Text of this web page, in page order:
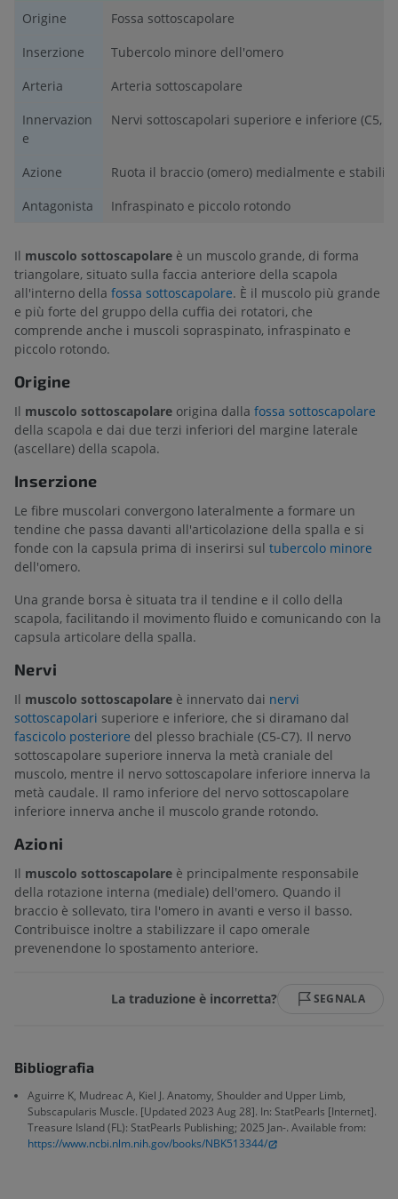
Origine
Fossa sottoscapolare
Inserzione
Tubercolo minore dell'omero
Arteria
Arteria sottoscapolare
Innervazion
e
Nervi sottoscapolari superiore e inferiore (C5,
Azione
Ruota il braccio (omero) medialmente e
Antagonista
Infraspinato e piccolo rotondo
Il muscolo sottoscapolare è un muscolo grande, di forma
triangolare, situato sulla faccia anteriore della scapola
all'interno della fossa sottoscapolare. È il muscolo più grande
e più forte del gruppo della cuffia dei rotatori, che
comprende anche i muscoli sopraspinato, infraspinato e
piccolo rotondo.
Origine
Il muscolo sottoscapolare origina dalla fossa sottoscapolare
della scapola e dai due terzi inferiori del margine laterale
(ascellare) della scapola.
Inserzione
Le fibre muscolari convergono lateralmente a formare un
tendine che passa davanti all'articolazione della spalla e si
fonde con la capsula prima di inserirsi sul tubercolo minore
dell'omero.
Una grande borsa è situata tra il tendine e il collo della
scapola, facilitando il movimento fluido e comunicando con la
capsula articolare della spalla.
Nervi
Il muscolo sottoscapolare è innervato dai nervi
sottoscapolari superiore e inferiore, che si diramano dal
fascicolo posteriore del plesso brachiale (C5-C7). Il nervo
sottoscapolare superiore innerva la metà craniale del
muscolo, mentre il nervo sottoscapolare inferiore innerva la
metà caudale. Il ramo inferiore del nervo sottoscapolare
inferiore innerva anche il muscolo grande rotondo.
Azioni
Il muscolo sottoscapolare è principalmente responsabile
della rotazione interna (mediale) dell'omero. Quando il
braccio è sollevato, tira l'omero in avanti e verso il basso.
Contribuisce inoltre a stabilizzare il capo omerale
prevenendone lo spostamento anteriore.
La traduzione è incorretta? SEGNALA
Bibliografia
Aguirre K, Mudreac A, Kiel J. Anatomy, Shoulder and Upper Limb,
Subscapularis Muscle. [Updated 2023 Aug 28]. In: StatPearls [Internet].
Treasure Island (FL): StatPearls Publishing; 2025 Jan-. Available from:
https://www.ncbi.nlm.nih.gov/books/NBK513344/